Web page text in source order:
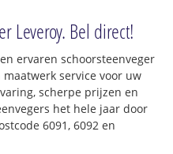
Leveroy. Bel direct!
ervaren schoorsteenveger
service voor uw
scherpe prijzen en
het hele jaar door
6091, 6092 en